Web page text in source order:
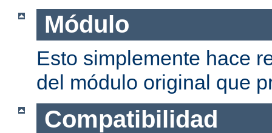
Módulo
Esto simplemente hace
del módulo original que
Compatibilidad